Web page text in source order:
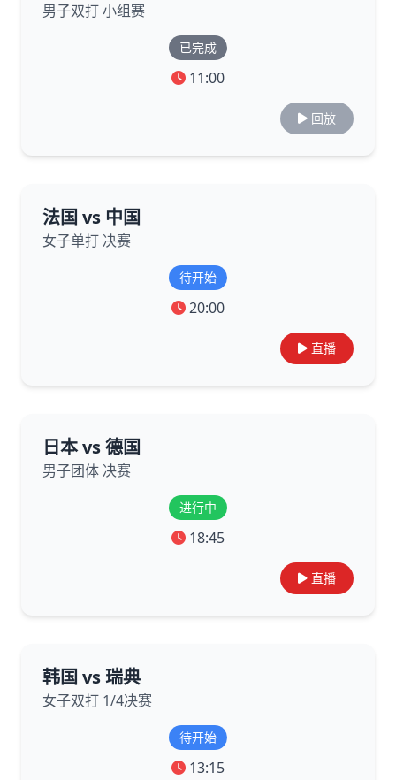
男子双打 小组赛
已完成
11:00
回放
法国 vs 中国
女子单打 决赛
待开始
20:00
直播
日本 vs 德国
男子团体 决赛
进行中
18:45
直播
韩国 vs 瑞典
女子双打 1/4决赛
待开始
13:15